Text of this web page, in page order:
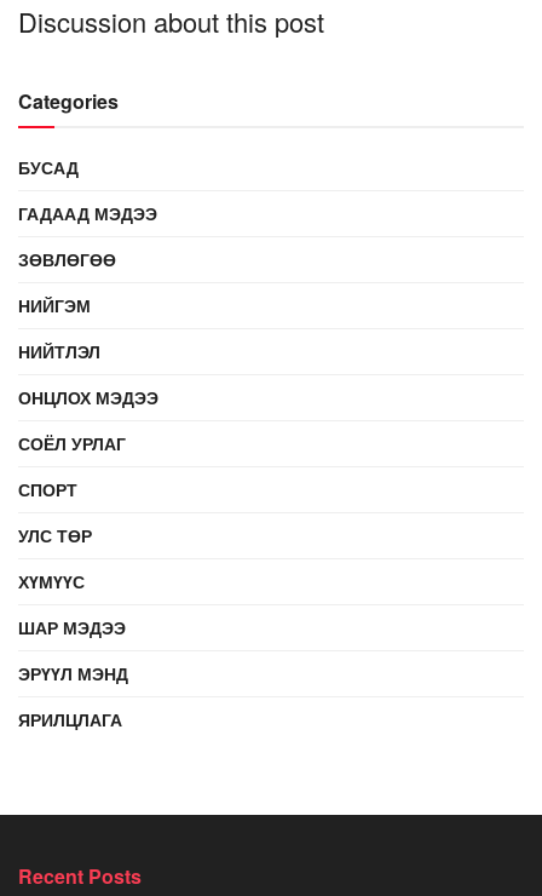
Discussion about this post
Categories
БУСАД
ГАДААД МЭДЭЭ
ЗӨВЛӨГӨӨ
НИЙГЭМ
НИЙТЛЭЛ
ОНЦЛОХ МЭДЭЭ
СОЁЛ УРЛАГ
СПОРТ
УЛС ТӨР
ХҮМҮҮС
ШАР МЭДЭЭ
ЭРҮҮЛ МЭНД
ЯРИЛЦЛАГА
Recent Posts